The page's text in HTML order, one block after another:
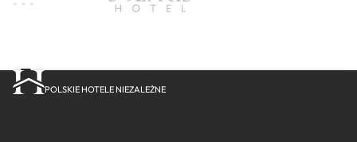
POLSKIE HOTELE NIEZALEŻNE